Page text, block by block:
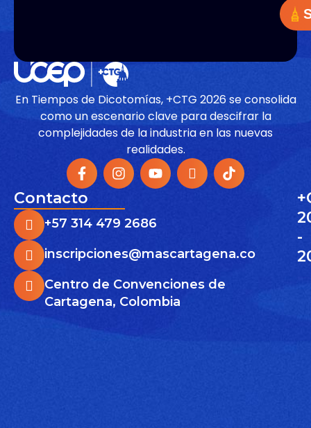
En Tiempos de Dicotomías, +CTG 2026 se consolida
como un escenario clave para descifrar la
complejidades de la industria en las nuevas
realidades.
Contacto
+57 314 479 2686
inscripciones@mascartagena.co
Centro de Convenciones de
Cartagena, Colombia
-